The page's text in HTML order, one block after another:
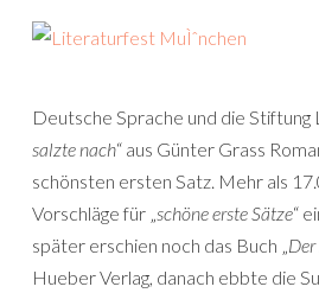
Deutsche Sprache und die Stiftung
salzte nach“ aus Günter Grass Roman
schönsten ersten Satz. Mehr als
Vorschläge für „ schöne erste Sätze“
später erschien noch das Buch „
Hueber Verlag, danach ebbte die